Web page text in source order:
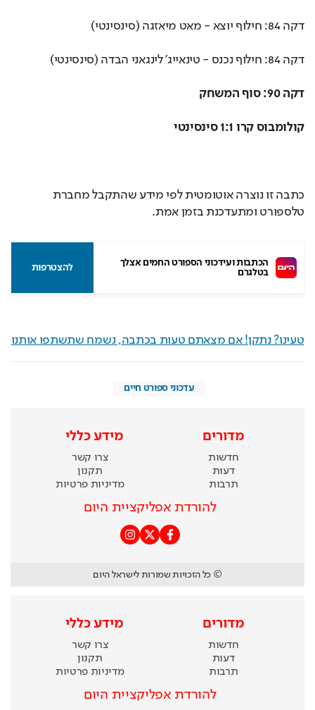
דקה 84: חילוף יוצא - מאט מיאזגה (סינסינטי)
דקה 84: חילוף נכנס - טינאייג' לינגאני הבדה (סינסינטי)
דקה 90: סוף המשחק
קולומבוס קרו 1:1 סינסינטי
כתבה זו נוצרה אוטומטית לפי מידע שהתקבל מחברת
טלספורט ומתעדכנת בזמן אמת.
בטלגרם
להצטרפות
טעינו? נתקן! אם מצאתם טעות בכתבה, נשמח שתשתפו אותנו
עדכוני ספורט חיים
מדורים
חדשות
דעות
תרבות
מידע כללי
צרו קשר
תקנון
מדיניות פרטיות
להורדת אפליקציית היום
© כל הזכויות שמורות לישראל היום
מדורים
חדשות
דעות
תרבות
מידע כללי
צרו קשר
תקנון
מדיניות פרטיות
להורדת אפליקציית היום